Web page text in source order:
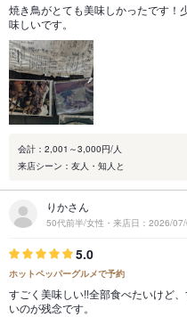
焼き鳥がとても美味しかったです！
味しいです。
会計：2,001～3,000円/人
来店シーン：友人・知人と
りかさん
50代前半/女性・来店日：2026/
5.0
ホットペッパーグルメで予約
すごく美味しい!!全部食べたいけど
いのが残念です。